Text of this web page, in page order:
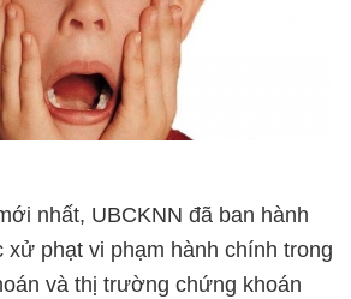
nhất, UBCKNN đã ban hành
xử phạt vi phạm hành chính trong
và thị trường chứng khoán